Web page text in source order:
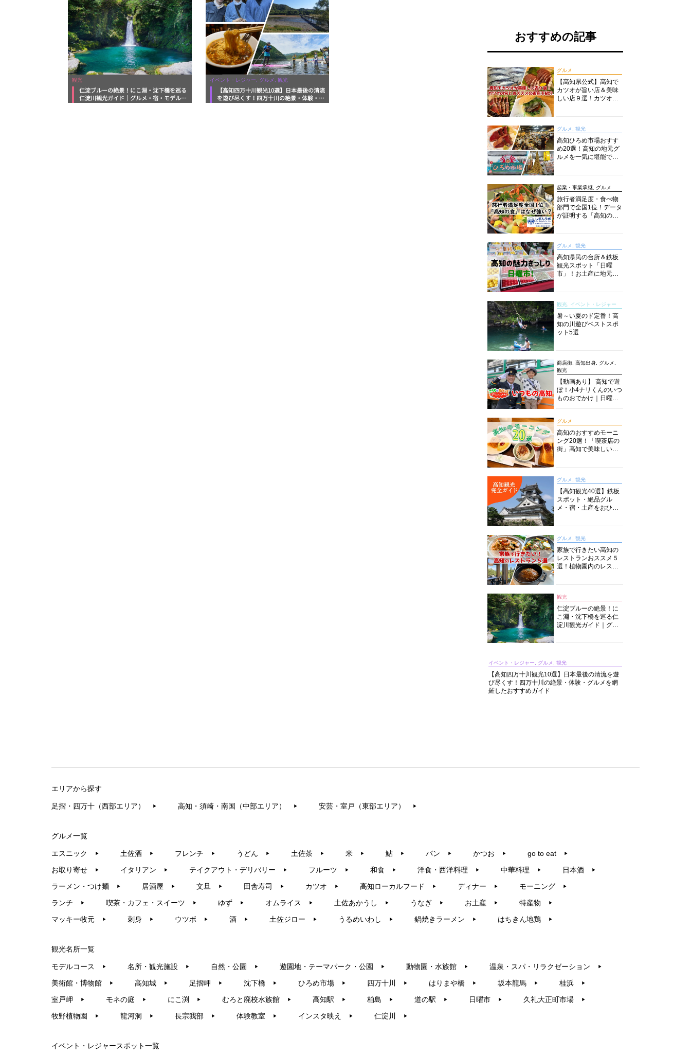
観光
仁淀ブルーの絶景！にこ淵・沈下橋を巡る
仁淀川観光ガイド｜グルメ・宿・モデルコ
イベント・レジャー, グルメ, 観光
【高知四万十川観光10選】日本最後の清流
を遊び尽くす！四万十川の絶景・体験・グ
おすすめの記事
グルメ
【高知県公式】高知で
カツオが旨い店＆美味
しい店９選！カツオの
グルメ, 観光
高知ひろめ市場おすす
め20選！高知の地元グ
ルメを一気に堪能でき
起業・事業承継, グルメ
旅行者満足度・食べ物
部門で全国1位！データ
が証明する「高知の
グルメ, 観光
高知県民の台所＆鉄板
観光スポット「日曜
市」！お土産に地元野
説！
観光, イベント・レジャー
暑～い夏のド定番！高
知の川遊びベストスポ
ット5選
商店街, 高知出身, グルメ,
観光
【動画あり】 高知で遊
ぼ！小4ナリくんのいつ
ものおでかけ｜日曜市
グルメ
高知のおすすめモーニ
ング20選！「喫茶店の
街」高知で美味しい喫
グルメ, 観光
【高知観光40選】鉄板
スポット・絶品グル
メ・宿・土産をおひと
グルメ, 観光
家族で行きたい高知の
レストランおススメ５
選！植物園内のレスト
観光
仁淀ブルーの絶景！に
こ淵・沈下橋を巡る仁
淀川観光ガイド｜グル
イベント・レジャー, グルメ, 観光
【高知四万十川観光10選】日本最後の清流を遊
び尽くす！四万十川の絶景・体験・グルメを網
羅したおすすめガイド
エリアから探す
足摺・四万十（西部エリア） ▶︎ 高知・須崎・南国（中部エリア） ▶︎ 安芸・室戸（東部エリア） ▶︎
グルメ一覧
エスニック ▶︎ 土佐酒 ▶︎ フレンチ ▶︎ うどん ▶︎ 土佐茶 ▶︎ 米 ▶︎ 鮎 ▶︎ パン ▶︎ かつお ▶︎ go to eat ▶︎
お取り寄せ ▶︎ イタリアン ▶︎ テイクアウト・デリバリー ▶︎ フルーツ ▶︎ 和食 ▶︎ 洋食・西洋料理 ▶︎ 中華料理 ▶︎ 日本酒 ▶︎
ラーメン・つけ麺 ▶︎ 居酒屋 ▶︎ 文旦 ▶︎ 田舎寿司 ▶︎ カツオ ▶︎ 高知ローカルフード ▶︎ ディナー ▶︎ モーニング ▶︎
ランチ ▶︎ 喫茶・カフェ・スイーツ ▶︎ ゆず ▶︎ オムライス ▶︎ 土佐あかうし ▶︎ うなぎ ▶︎ お土産 ▶︎ 特産物 ▶︎
マッキー牧元 ▶︎ 刺身 ▶︎ ウツボ ▶︎ 酒 ▶︎ 土佐ジロー ▶︎ うるめいわし ▶︎ 鍋焼きラーメン ▶︎ はちきん地鶏 ▶︎
観光名所一覧
モデルコース ▶︎ 名所・観光施設 ▶︎ 自然・公園 ▶︎ 遊園地・テーマパーク・公園 ▶︎ 動物園・水族館 ▶︎ 温泉・スパ・リラクゼーション ▶︎
美術館・博物館 ▶︎ 高知城 ▶︎ 足摺岬 ▶︎ 沈下橋 ▶︎ ひろめ市場 ▶︎ 四万十川 ▶︎ はりまや橋 ▶︎ 坂本龍馬 ▶︎ 桂浜 ▶︎
室戸岬 ▶︎ モネの庭 ▶︎ にこ渕 ▶︎ むろと廃校水族館 ▶︎ 高知駅 ▶︎ 柏島 ▶︎ 道の駅 ▶︎ 日曜市 ▶︎ 久礼大正町市場 ▶︎
牧野植物園 ▶︎ 龍河洞 ▶︎ 長宗我部 ▶︎ 体験教室 ▶︎ インスタ映え ▶︎ 仁淀川 ▶︎
イベント・レジャースポット一覧